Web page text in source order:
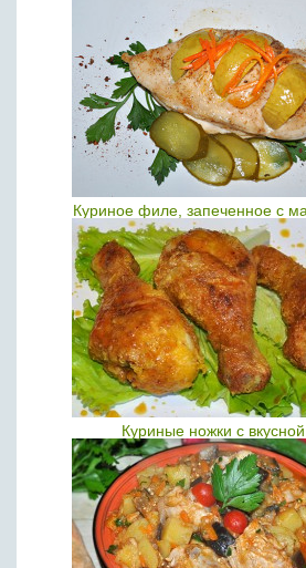
Куриное филе, запеченное с
Куриные ножки с